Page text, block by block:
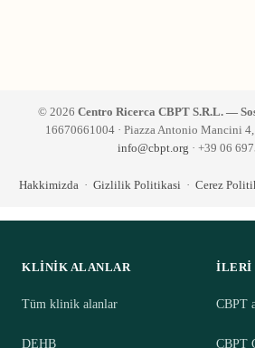
© 2026 Centro Ricerca CBPT S.R.L. —
16670661004 · Piazza Antonio Mancini
info@cbpt.org · +39 06
Hakkimizda · Gizlilik Politikasi · Cerez
KLINIK ALANLAR
Tüm klinik alanlar
DEHB
İLERI
CBPT
CBPT